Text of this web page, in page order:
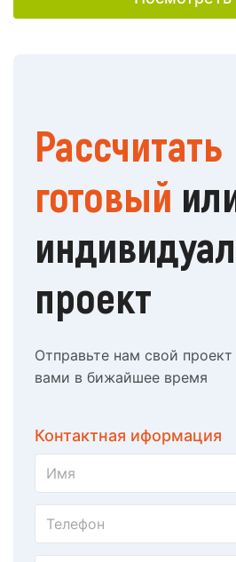
Рассчитать
готовый
проект
Отправьте нам свой
вами в бижайшее время
Контактная иформация